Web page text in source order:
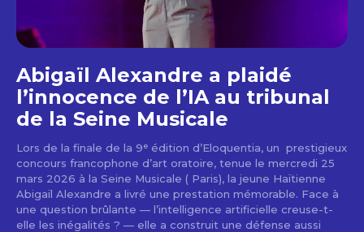
Abigaïl Alexandre a plaidé
l’innocence de l’IA au tribunal
de la Seine Musicale
Lors de la finale de la 9ᵉ édition d’Eloquentia, un prestigieux
concours francophone d’art oratoire, tenue le mercredi 25
mars 2026 à la Seine Musicale ( Paris), la jeune Haïtienne
Abigaïl Alexandre a livré une prestation mémorable. Face à
une question brûlante — l’intelligence artificielle creuse-t-
elle les inégalités ? — elle a construit une défense aussi